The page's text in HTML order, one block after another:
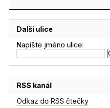
Další ulice
Napište jméno ulice:
RSS kanál
Odkaz do RSS čtečky